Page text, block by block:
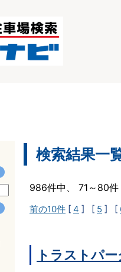
検索結果一
986件中、 71～80
前の10件 [ 4 ] [ 5 ] [
トラストパ